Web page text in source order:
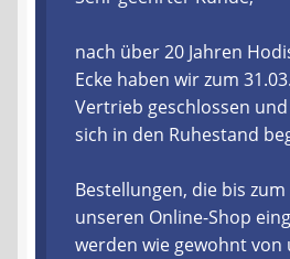
Warenkorb
Ablauf einer Bestellung
Zahlungsarten
nach über 20 Jahren
Ecke haben wir zum
Vertrieb geschlossen
sich in den Ruhestand
Bestellungen, die bis
unseren Online-Shop
werden wie gewohnt